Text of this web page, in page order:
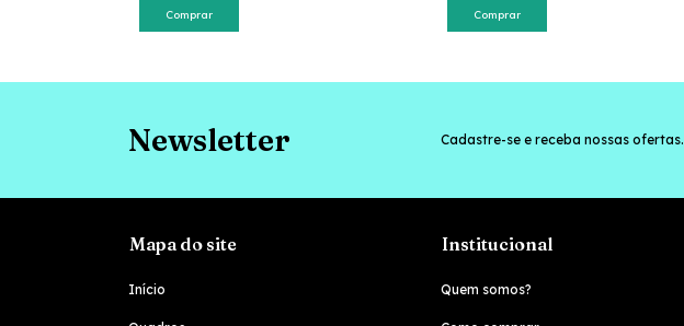
Comprar Comprar
Newsletter Cadastre-se e receba nossas ofertas.
Mapa do site
Início
Institucional
Quem somos?